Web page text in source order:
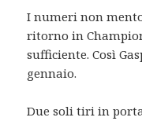
I numeri non
ritorno in
sufficiente. Così
gennaio.
Due soli tiri in